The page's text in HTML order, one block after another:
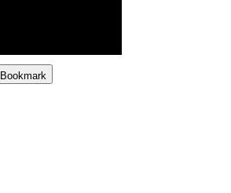
Bookmark